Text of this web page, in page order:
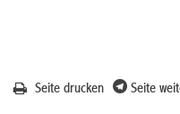
Seite drucken Seite